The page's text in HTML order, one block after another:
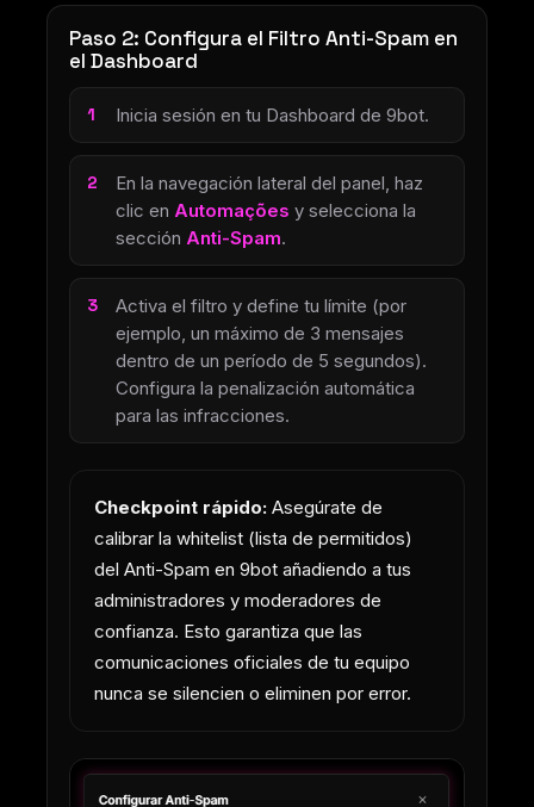
Paso 2: Configura el Filtro Anti-Spam en
el Dashboard
Inicia sesión en tu Dashboard de 9bot.
En la navegación lateral del panel, haz
clic en Automações y selecciona la
sección Anti-Spam.
Activa el filtro y define tu límite (por
ejemplo, un máximo de 3 mensajes
dentro de un período de 5 segundos).
Configura la penalización automática
para las infracciones.
Checkpoint rápido:Asegúrate de
calibrar la whitelist (lista de permitidos)
del Anti-Spam en 9bot añadiendo a tus
administradores y moderadores de
confianza. Esto garantiza que las
comunicaciones oficiales de tu equipo
nunca se silencien o eliminen por error.